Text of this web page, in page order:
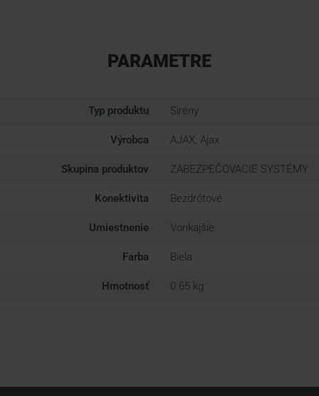
PARAMETRE
Typ produktu Sirény
Výrobca AJAX, Ajax
Skupina produktov ZABEZPEČOVACIE SYSTÉMY
Konektivita Bezdrôtové
Umiestnenie Vonkajšie
Farba Biela
Hmotnosť 0.65 kg